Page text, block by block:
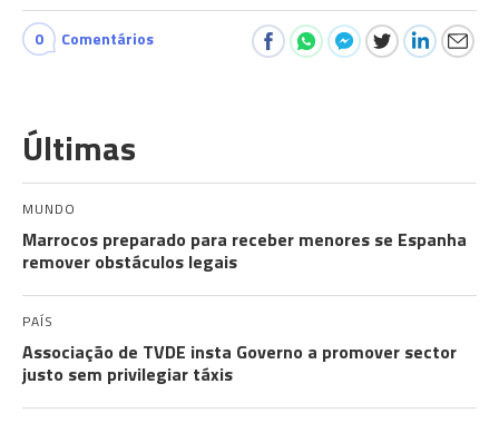
0 Comentários
Últimas
MUNDO
Marrocos preparado para receber menores se Espanha
remover obstáculos legais
PAÍS
Associação de TVDE insta Governo a promover sector
justo sem privilegiar táxis